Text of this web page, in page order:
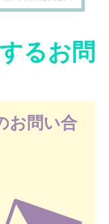
るお問
お問い合